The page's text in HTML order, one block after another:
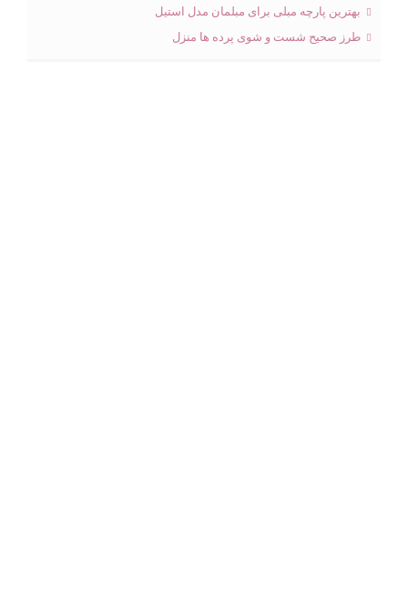
بهترین پارچه مبلی برای مبلمان مدل استیل
طرز صحیح شست و شوی پرده ها منزل